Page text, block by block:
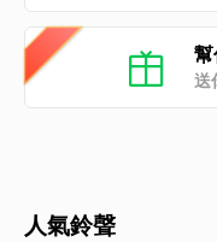
送
人氣鈴聲